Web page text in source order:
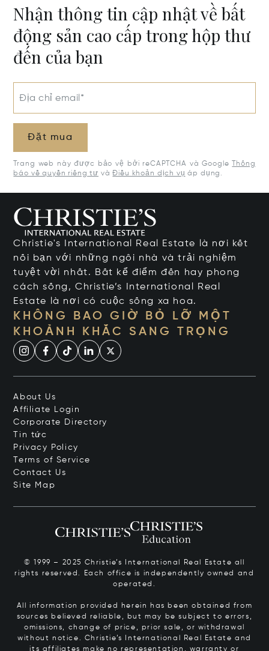
Nhận thông tin cập nhật về bất
động sản cao cấp trong hộp thư
đến của bạn
Địa chỉ email*
Đặt mua
Trang web này được bảo vệ bởi reCAPTCHA và Google
Thông
báo về quyền riêng tư vàĐiều khoản dịch vụ áp dụng.
Christie's International Real Estate là nơi kết
nối bạn với những ngôi nhà và trải nghiệm
tuyệt vời nhất. Bất kể điểm đến hay phong
cách sống, Christie’s International Real
Estate là nơi có cuộc sống xa hoa.
KHÔNG BAO GIỜ BỎ LỠ MỘT
KHOẢNH KHẮC SANG TRỌNG
About Us
Affiliate Login
Corporate Directory
Tin tức
Privacy Policy
Terms of Service
Contact Us
Site Map
© 1999 – 2025 Christie’s International Real Estate all
rights reserved. Each office is independently owned and
operated.
All information provided herein has been obtained from
sources believed reliable, but may be subject to errors,
omissions, change of price, prior sale, or withdrawal
without notice. Christie’s International Real Estate and
its affiliates make no representation, warranty or